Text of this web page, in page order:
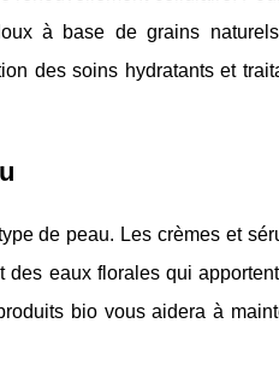
à base de grains
des soins hydratants et
de peau. Les crèmes et
des eaux florales qui
bio vous aidera à